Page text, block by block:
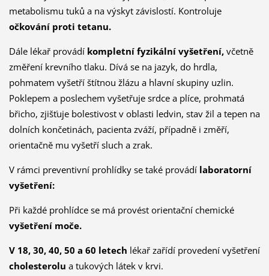
metabolismu tuků a na výskyt závislostí. Kontroluje
očkování proti tetanu.
Dále lékař provádí kompletní fyzikální vyšetření,včetně
změření krevního tlaku. Dívá se na jazyk, do hrdla,
pohmatem vyšetří štítnou žlázu a hlavní skupiny uzlin.
Poklepem a poslechem vyšetřuje srdce a plíce, prohmatá
břicho, zjišťuje bolestivost v oblasti ledvin, stav žil a tepen na
dolních končetinách, pacienta zváží, případně i změří,
orientačně mu vyšetří sluch a zrak.
V rámci preventivní prohlídky se také provádí laboratorní
vyšetření:
Při každé prohlídce se má provést orientační chemické
vyšetření moče.
V 18, 30, 40, 50 a 60 letech lékař zařídí provedení vyšetření
cholesterolu a tukových látek v krvi.